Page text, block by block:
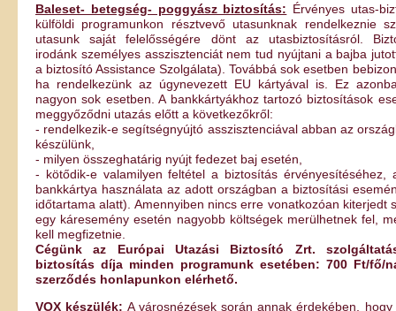
Baleset- betegség- poggyász biztosítás: Érvényes utas-
külföldi programunkon résztvevő utasunknak rendelkeznie
utasunk saját felelősségére dönt az utasbiztosításról.
irodánk személyes asszisztenciát nem tud nyújtani a bajba
a biztosító Assistance Szolgálata). Továbbá sok esetben
ha rendelkezünk az úgynevezett EU kártyával is. Ez
nagyon sok esetben. A bankkártyákhoz tartozó biztosítások
meggyőződni utazás előtt a következőkről:
- rendelkezik-e segítségnyújtó asszisztenciával abban az
készülünk,
- milyen összeghatárig nyújt fedezet baj esetén,
- kötődik-e valamilyen feltétel a biztosítás érvényesítéséhez,
bankkártya használata az adott országban a biztosítási
időtartama alatt). Amennyiben nincs erre vonatkozóan kiterjedt
egy káresemény esetén nagyobb költségek merülhetnek fel,
kell megfizetnie.
Cégünk az Európai Utazási Biztosító Zrt.
biztosítás díja minden programunk esetében: 700 Ft/fő/
szerződés honlapunkon elérhető.
VOX készülék:A városnézések során annak érdekében,